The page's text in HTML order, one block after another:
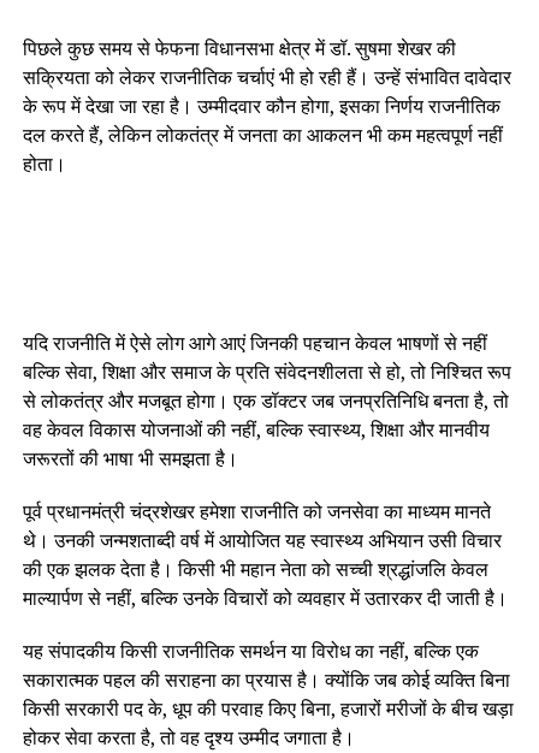
पिछले कुछ समय से फेफना विधानसभा क्षेत्र में डॉ. सुषमा शेखर की
सक्रियता को लेकर राजनीतिक चर्चाएं भी हो रही हैं। उन्हें संभावित दावेदार
के रूप में देखा जा रहा है। उम्मीदवार कौन होगा, इसका निर्णय राजनीतिक
दल करते हैं, लेकिन लोकतंत्र में जनता का आकलन भी कम महत्वपूर्ण नहीं
होता।
यदि राजनीति में ऐसे लोग आगे आएं जिनकी पहचान केवल भाषणों से नहीं
बल्कि सेवा, शिक्षा और समाज के प्रति संवेदनशीलता से हो, तो निश्चित रूप
से लोकतंत्र और मजबूत होगा। एक डॉक्टर जब जनप्रतिनिधि बनता है, तो
वह केवल विकास योजनाओं की नहीं, बल्कि स्वास्थ्य, शिक्षा और मानवीय
जरूरतों की भाषा भी समझता है।
पूर्व प्रधानमंत्री चंद्रशेखर हमेशा राजनीति को जनसेवा का माध्यम मानते
थे। उनकी जन्मशताब्दी वर्ष में आयोजित यह स्वास्थ्य अभियान उसी विचार
की एक झलक देता है। किसी भी महान नेता को सच्ची श्रद्धांजलि केवल
माल्यार्पण से नहीं, बल्कि उनके विचारों को व्यवहार में उतारकर दी जाती है।
यह संपादकीय किसी राजनीतिक समर्थन या विरोध का नहीं, बल्कि एक
सकारात्मक पहल की सराहना का प्रयास है। क्योंकि जब कोई व्यक्ति बिना
किसी सरकारी पद के, धूप की परवाह किए बिना, हजारों मरीजों के बीच खड़ा
होकर सेवा करता है, तो वह दृश्य उम्मीद जगाता है।